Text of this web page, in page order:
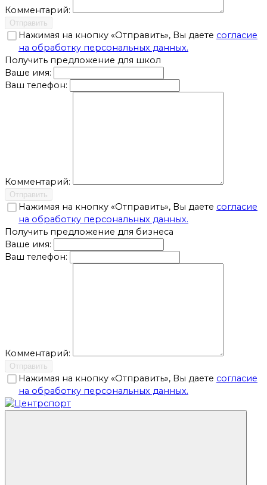
Комментарий:
Отправить
Нажимая на кнопку «Отправить», Вы даете согласие
на обработку персональных данных.
Получить предложение для школ
Ваше имя:
Ваш телефон:
Комментарий:
Отправить
Нажимая на кнопку «Отправить», Вы даете согласие
на обработку персональных данных.
Получить предложение для бизнеса
Ваше имя:
Ваш телефон:
Комментарий:
Отправить
Нажимая на кнопку «Отправить», Вы даете согласие
на обработку персональных данных.